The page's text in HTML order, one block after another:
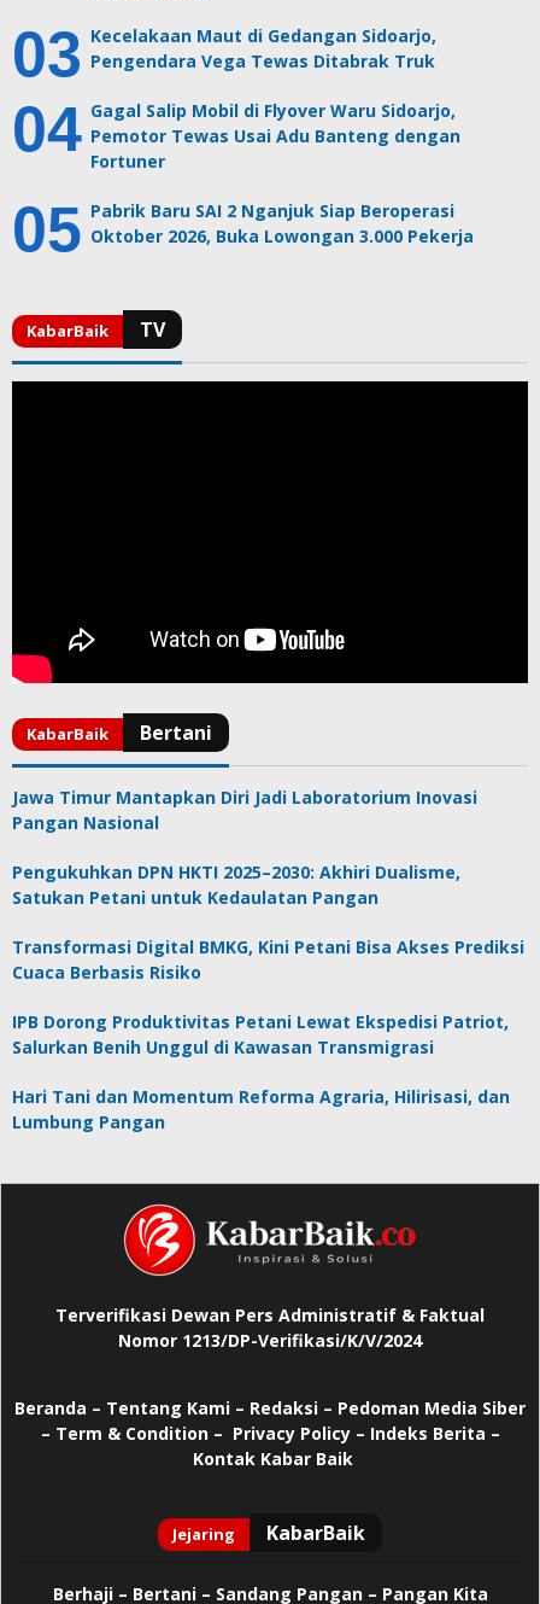
Kecelakaan Maut di Gedangan Sidoarjo,
Pengendara Vega Tewas Ditabrak Truk
Gagal Salip Mobil di Flyover Waru Sidoarjo,
Pemotor Tewas Usai Adu Banteng dengan
Fortuner
Pabrik Baru SAI 2 Nganjuk Siap Beroperasi
Oktober 2026, Buka Lowongan 3.000 Pekerja
Jawa Timur Mantapkan Diri Jadi Laboratorium Inovasi
Pangan Nasional
Pengukuhkan DPN HKTI 2025–2030: Akhiri Dualisme,
Satukan Petani untuk Kedaulatan Pangan
Transformasi Digital BMKG, Kini Petani Bisa Akses Prediksi
Cuaca Berbasis Risiko
IPB Dorong Produktivitas Petani Lewat Ekspedisi Patriot,
Salurkan Benih Unggul di Kawasan Transmigrasi
Hari Tani dan Momentum Reforma Agraria, Hilirisasi, dan
Lumbung Pangan
Terverifikasi Dewan Pers Administratif & Faktual
Nomor 1213/DP-Verifikasi/K/V/2024
Beranda – Tentang Kami – Redaksi – Pedoman Media Siber
– Term & Condition – Privacy Policy– Indeks Berita –
Kontak Kabar Baik
Berhaji– Bertani – Sandang Pangan – Pangan Kita